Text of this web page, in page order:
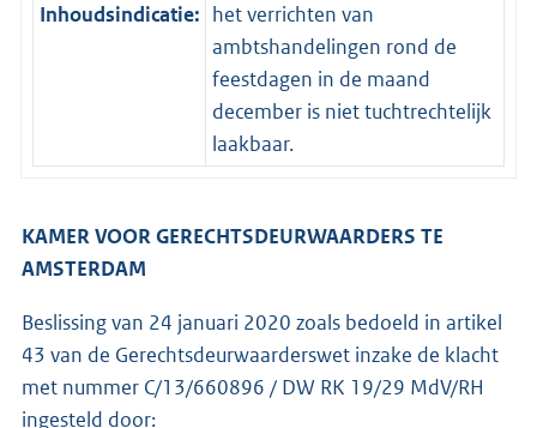
Inhoudsindicatie: het verrichten van
ambtshandelingen rond de
feestdagen in de maand
december is niet tuchtrechtelijk
laakbaar.
KAMER VOOR GERECHTSDEURWAARDERS TE
AMSTERDAM
Beslissing van 24 januari 2020 zoals bedoeld in artikel
43 van de Gerechtsdeurwaarderswet inzake de klacht
met nummer C/13/660896 / DW RK 19/29 MdV/RH
ingesteld door: